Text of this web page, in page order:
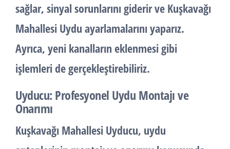
sağlar, sinyal sorunlarını giderir ve Kuşkavağı
Mahallesi Uydu ayarlamalarını yaparız.
Ayrıca, yeni kanalların eklenmesi gibi
işlemleri de gerçekleştirebiliriz.
Uyducu: Profesyonel Uydu Montajı ve
Onarımı
Kuşkavağı Mahallesi Uyducu, uydu